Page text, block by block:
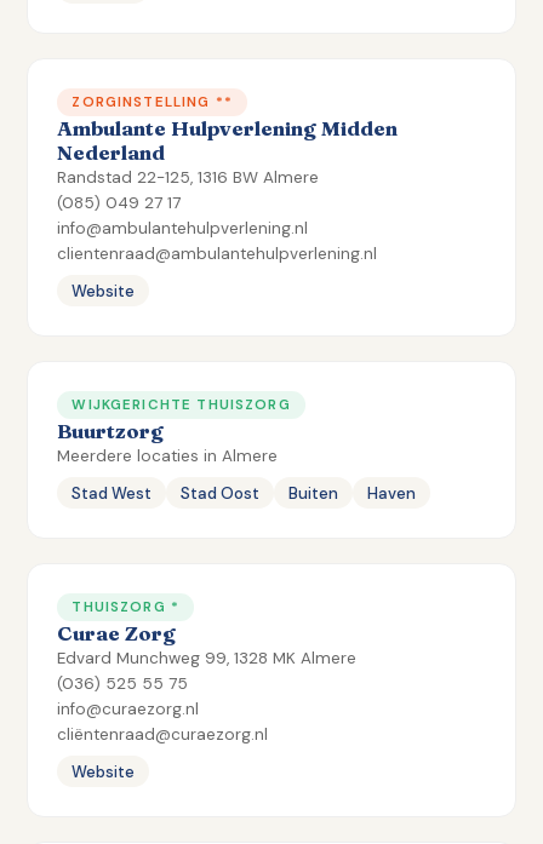
ZORGINSTELLING **
Ambulante Hulpverlening Midden
Nederland
Randstad 22-125, 1316 BW Almere
(085) 049 27 17
info@ambulantehulpverlening.nl
clientenraad@ambulantehulpverlening.nl
Website
WIJKGERICHTE THUISZORG
Buurtzorg
Meerdere locaties in Almere
Stad West
Stad Oost Buiten Haven
THUISZORG *
Curae Zorg
Edvard Munchweg 99, 1328 MK Almere
(036) 525 55 75
info@curaezorg.nl
cliëntenraad@curaezorg.nl
Website